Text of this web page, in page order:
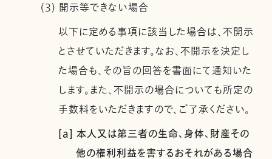
(3) 開示等できない場合
以下に定める事項に該当した場合は、不開示
とさせていただきます。なお、不開示を決定し
た場合も、その旨の回答を書面にて通知いた
します。また、不開示の場合についても所定の
手数料をいただきますので、ご了承ください。
[a] 本人又は第三者の生命、身体、財産その
他の権利利益を害するおそれがある場合